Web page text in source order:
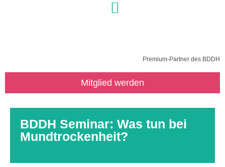
Premium-Partner des BDDH
Mitglied werden
BDDH Seminar: Was tun bei
Mundtrockenheit?